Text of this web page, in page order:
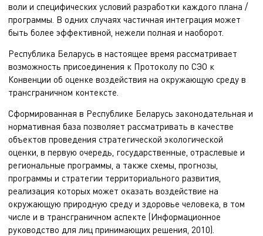
воли и специфических условий разработки каждого плана /
программы. В одних случаях частичная интеграция может
быть более эффективной, нежели полная и наоборот.
Республика Беларусь в настоящее время рассматривает
возможность присоединения к Протоколу по СЭО к
Конвенции об оценке воздействия на окружающую среду в
трансграничном контексте.
Сформированная в Республике Беларусь законодательная и
нормативная база позволяет рассматривать в качестве
объектов проведения стратегической экологической
оценки, в первую очередь, государственные, отраслевые и
региональные программы, а также схемы, прогнозы,
программы и стратегии территориального развития,
реализация которых может оказать воздействие на
окружающую природную среду и здоровье человека, в том
числе и в трансграничном аспекте (Информационное
руководство для лиц принимающих решения, 2010).